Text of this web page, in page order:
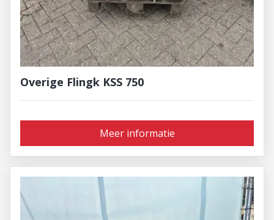
Overige Flingk KSS 750
Meer informatie